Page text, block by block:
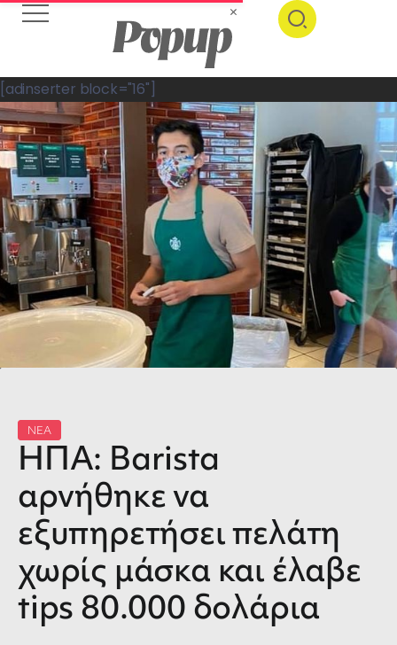
[adinserter block="16"]
ΝΕΑ
ΗΠΑ: Barista
αρνήθηκε να
εξυπηρετήσει πελάτη
χωρίς μάσκα και έλαβε
tips 80.000 δολάρια